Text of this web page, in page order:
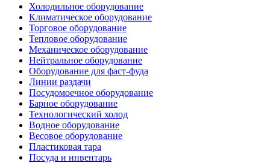
Холодильное оборудование
Климатическое оборудование
Торговое оборудование
Тепловое оборудование
Механическое оборудование
Нейтральное оборудование
Оборудование для фаст-фуда
Линии раздачи
Посудомоечное оборудование
Барное оборудование
Технологический холод
Водное оборудование
Весовое оборудование
Пластиковая тара
Посуда и инвентарь